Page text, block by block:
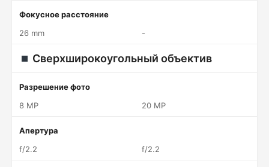
Фокусное расстояние
26 mm
-
Сверхширокоугольный объектив
Разрешение фото
8 MP
20 MP
Апертура
f/2.2
f/2.2